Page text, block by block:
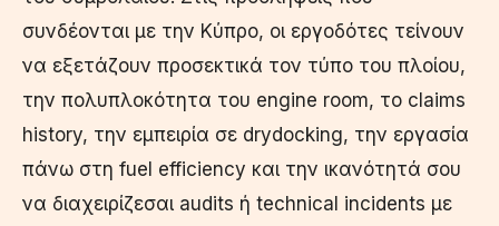
συνδέονται με την Κύπρο, οι εργοδότες τείνουν
να εξετάζουν προσεκτικά τον τύπο του πλοίου,
την πολυπλοκότητα του engine room, το claims
history, την εμπειρία σε drydocking, την εργασία
πάνω στη fuel efficiency και την ικανότητά σου
να διαχειρίζεσαι audits ή technical incidents με